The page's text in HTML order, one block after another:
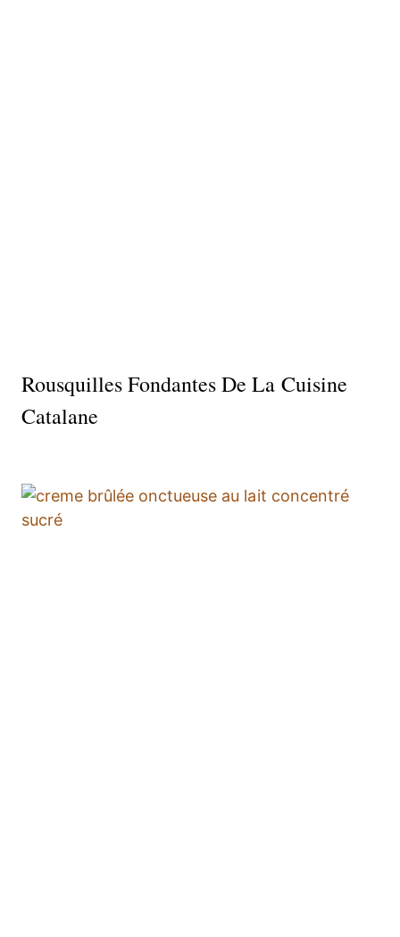
Rousquilles Fondantes De La Cuisine
Catalane